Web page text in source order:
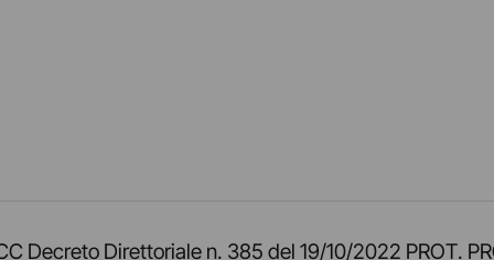
Decreto Direttoriale n. 385 del 19/10/2022 PROT.